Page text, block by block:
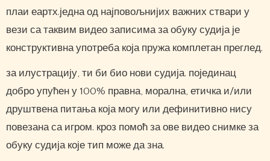
плаи еартх.једна од најповољнијих важних ствари у
вези са таквим видео записима за обуку судија је
конструктивна употреба која пружа комплетан преглед.
за илустрацију, ти би био нови судија. појединац
добро упућен у 100% правна, морална, етичка и/или
друштвена питања која могу или дефинитивно нису
повезана са игром. кроз помоћ за ове видео снимке за
обуку судија које тип може да зна.